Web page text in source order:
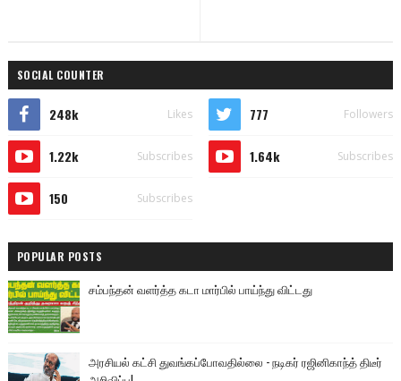
SOCIAL COUNTER
248k Likes 777 Followers
1.22k Subscribes 1.64k Subscribes
150 Subscribes
POPULAR POSTS
சம்பந்தன் வளர்த்த கடா மார்பில் பாய்ந்து விட்டது
அரசியல் கட்சி துவங்கப்போவதில்லை - நடிகர் ரஜினிகாந்த் திடீர்